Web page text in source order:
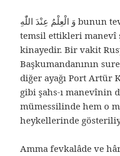
وَ الْعِلْمُ عِنْدَ اللّٰهِ‌ bunun tevili şudur ki: O şahısların
temsil ettikleri manevî
kinayedir. Bir vakit
Başkumandanının
diğer ayağı Port Artür
gibi şahs-ı manevînin
mümessilinde hem o
heykellerinde
Amma fevkalâde ve